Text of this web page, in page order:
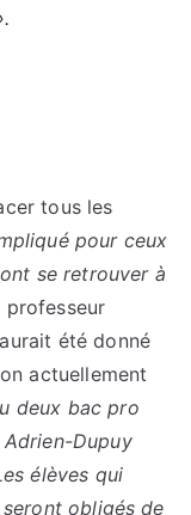
tous les
pour ceux
se retrouver à
professeur
été donné
actuellement
deux bac pro
Dupuy
élèves qui
obligés de